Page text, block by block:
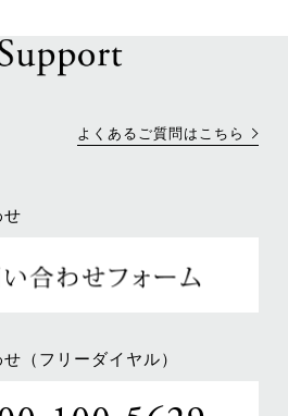
よくあるご質問はこちら
せ
（フリーダイヤル）